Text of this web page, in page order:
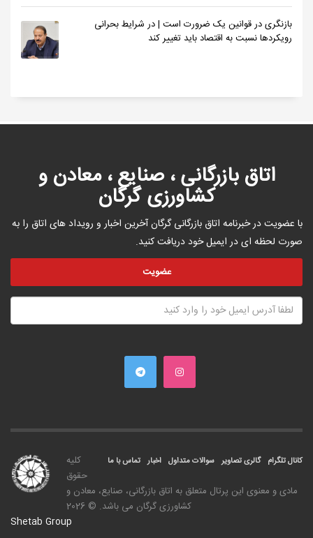
بازنگری در قوانین یک ضرورت است | در شرایط بحرانی
رویکردها نسبت به اقتصاد باید تغییر کند
اتاق بازرگانی ، صنایع ، معادن و
کشاورزی گرگان
با عضویت در خبرنامه اتاق بازرگانی گرگان آخرین اخبار و رویداد های اتاق را به
صورت لحظه ای در ایمیل خود دریافت کنید.
تماس با ما اخبار سوالات متداول گالری تصاویر کانال تلگرام
کليه
حقوق
مادی و معنوی اين پرتال متعلق به اتاق بازرگانی، صنايع، معادن و
کشاورزی گرگان می باشد. © 2026
Shetab Group